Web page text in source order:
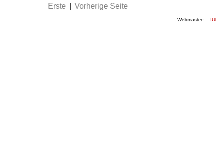
Erste
Vorherige Seite
Webmaster: